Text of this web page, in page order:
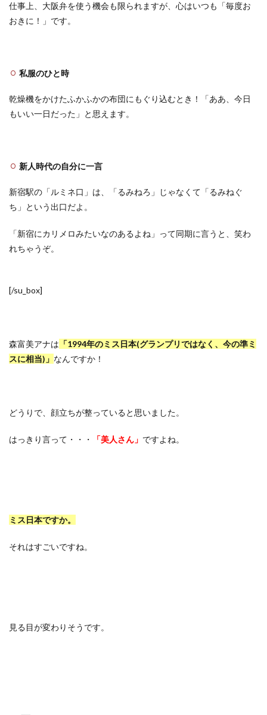
仕事上、大阪弁を使う機会も限られますが、心はいつも「毎度お
おきに！」です。
私服のひと時
乾燥機をかけたふかふかの布団にもぐり込むとき！「ああ、今日
もいい一日だった」と思えます。
新人時代の自分に一言
新宿駅の「ルミネ口」は、「るみねろ」じゃなくて「るみねぐ
ち」という出口だよ。
「新宿にカリメロみたいなのあるよね」って同期に言うと、笑わ
れちゃうぞ。
[/su_box]
森富美アナは 「1994年のミス日本(グランプリではなく、今の準ミ
スに相当)」 なんですか！
どうりで、顔立ちが整っていると思いました。
はっきり言って・・・ 「美人さん」 ですよね。
ミス日本ですか。
それはすごいですね。
見る目が変わりそうです。